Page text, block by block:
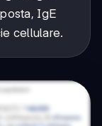
IgE
cellulare.